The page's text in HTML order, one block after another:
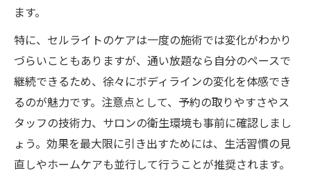
ます。
特に、セルライトのケアは一度の施術では変化がわかり
づらいこともありますが、通い放題なら自分のペースで
継続できるため、徐々にボディラインの変化を体感でき
るのが魅力です。注意点として、予約の取りやすさやス
タッフの技術力、サロンの衛生環境も事前に確認しまし
ょう。効果を最大限に引き出すためには、生活習慣の見
直しやホームケアも並行して行うことが推奨されます。